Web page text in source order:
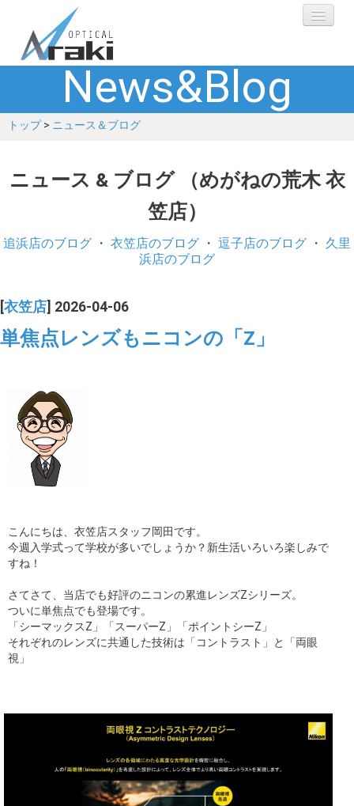
選ばれる理由
ブランド
ショップ
お客さまの声
コラム
ブログ
News&Blog
トップ> ニュース＆ブログ
ニュース & ブログ （めがねの荒木 衣
笠店）
追浜店のブログ ・ 衣笠店のブログ ・ 逗子店のブログ ・ 久里
浜店のブログ
衣笠店 ] 2026-04-06
単焦点レンズもニコンの「Z」
こんにちは、衣笠店スタッフ岡田です。
今週入学式って学校が多いでしょうか？新生活いろいろ楽しみで
すね！
さてさて、当店でも好評のニコンの累進レンズZシリーズ。
ついに単焦点でも登場です。
「シーマックスZ」「スーパーZ」「ポイントシーZ」
それぞれのレンズに共通した技術は「コントラスト」と「両眼
視」